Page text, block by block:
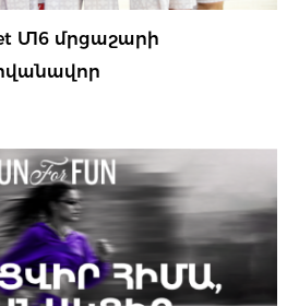
Մ16 մրցաշարի